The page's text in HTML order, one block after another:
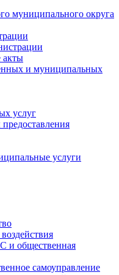
муниципального округа
акты
и муниципальных
услуг
услуги
и общественная
самоуправление